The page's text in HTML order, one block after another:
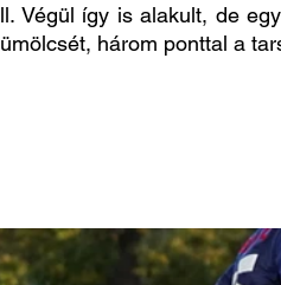
Végül így is alakult, de
három ponttal a